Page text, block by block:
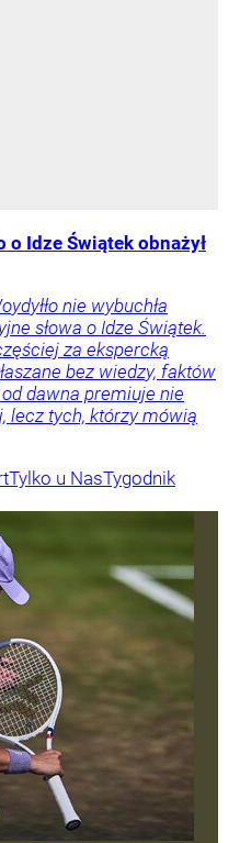
o Idze Świątek obnażył
nie wybuchła
słowa o Idze Świątek.
za ekspercką
bez wiedzy, faktów
dawna premiuje nie
lecz tych, którzy mówią
Tylko u NasTygodnik